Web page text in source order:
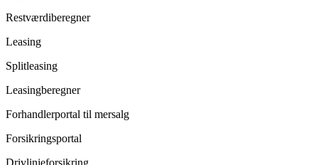
Restværdiberegner
Leasing
Splitleasing
Leasingberegner
Forhandlerportal til mersalg
Forsikringsportal
Drivlinjeforsikring